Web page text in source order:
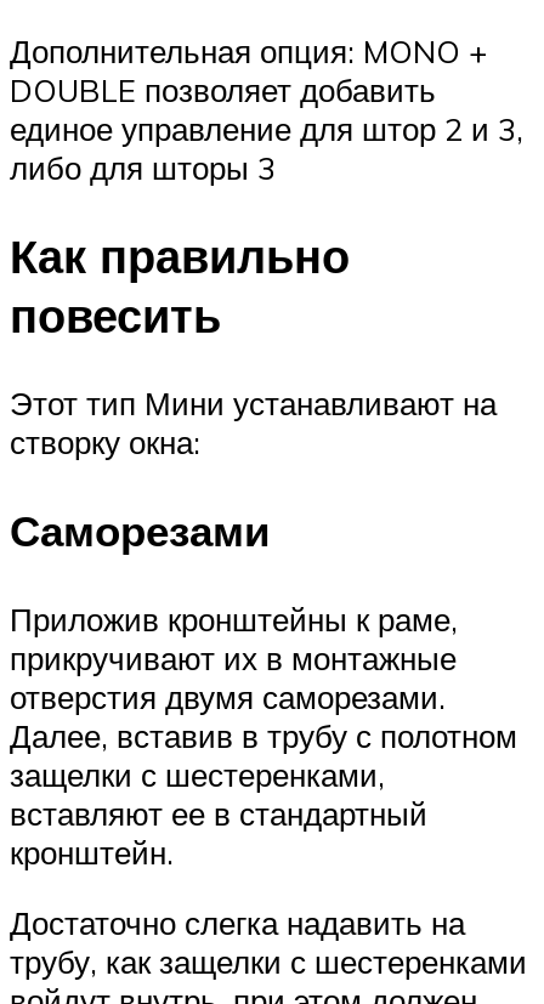
Дополнительная опция: MONO +
DOUBLE позволяет добавить
единое управление для штор 2 и 3,
либо для шторы 3
Как правильно
повесить
Этот тип Мини устанавливают на
створку окна:
Саморезами
Приложив кронштейны к раме,
прикручивают их в монтажные
отверстия двумя саморезами.
Далее, вставив в трубу с полотном
защелки с шестеренками,
вставляют ее в стандартный
кронштейн.
Достаточно слегка надавить на
трубу, как защелки с шестеренками